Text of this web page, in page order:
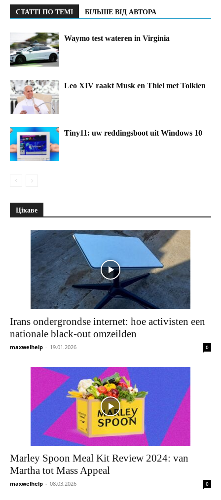
СТАТТІ ПО ТЕМІ БІЛЬШЕ ВІД АВТОРА
Waymo test wateren in Virginia
Leo XIV raakt Musk en Thiel met Tolkien
Tiny11: uw reddingsboot uit Windows 10
Цікаве
Irans ondergrondse internet: hoe activisten een
nationale black-out omzeilden
maxwelhelp - 19.01.2026 0
Marley Spoon Meal Kit Review 2024: van
Martha tot Mass Appeal
maxwelhelp - 08.03.2026 0